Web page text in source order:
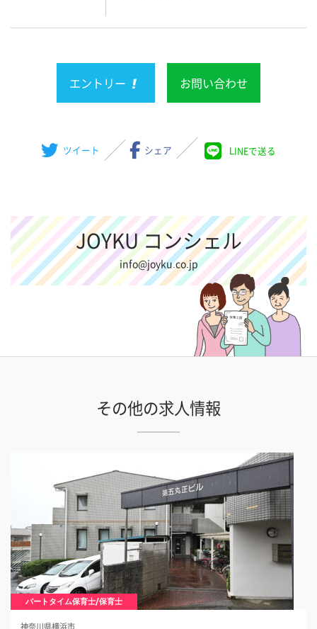
エントリー お問い合わせ
ツイート シェア LINEで送る
JOYKU コンシェル
info@joyku.co.jp
その他の求人情報
パートタイム保育士/保育士
神奈川県横浜市